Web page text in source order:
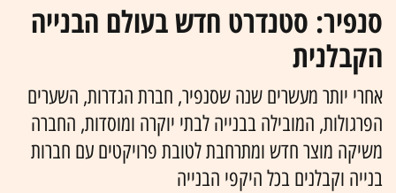
סנפיר: סטנדרט חדש בעולם הבנייה
הקבלנית
אחרי יותר מעשרים שנה שסנפיר, חברת הגדרות, השערים
הפרגולות, המובילה בבנייה לבתי יוקרה ומוסדות, החברה
משיקה מוצר חדש ומתרחבת לטובת פרויקטים עם חברות
בנייה וקבלנים בכל היקפי הבנייה